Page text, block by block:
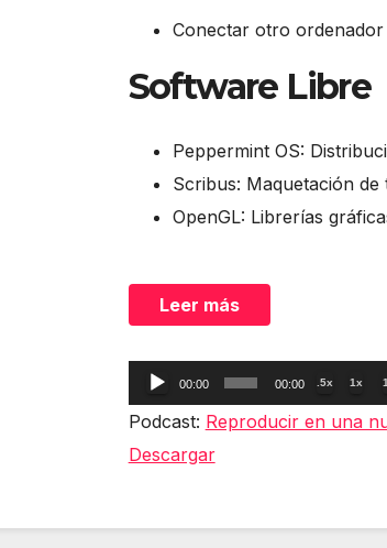
Conectar otro ordenador
Software Libre
Peppermint OS:
Scribus: Maquetación de
OpenGL: Librerías
Leer más
Reproductor
de
00:00 00:00 .5x 1x
Podcast: Reproducir en una
Descargar